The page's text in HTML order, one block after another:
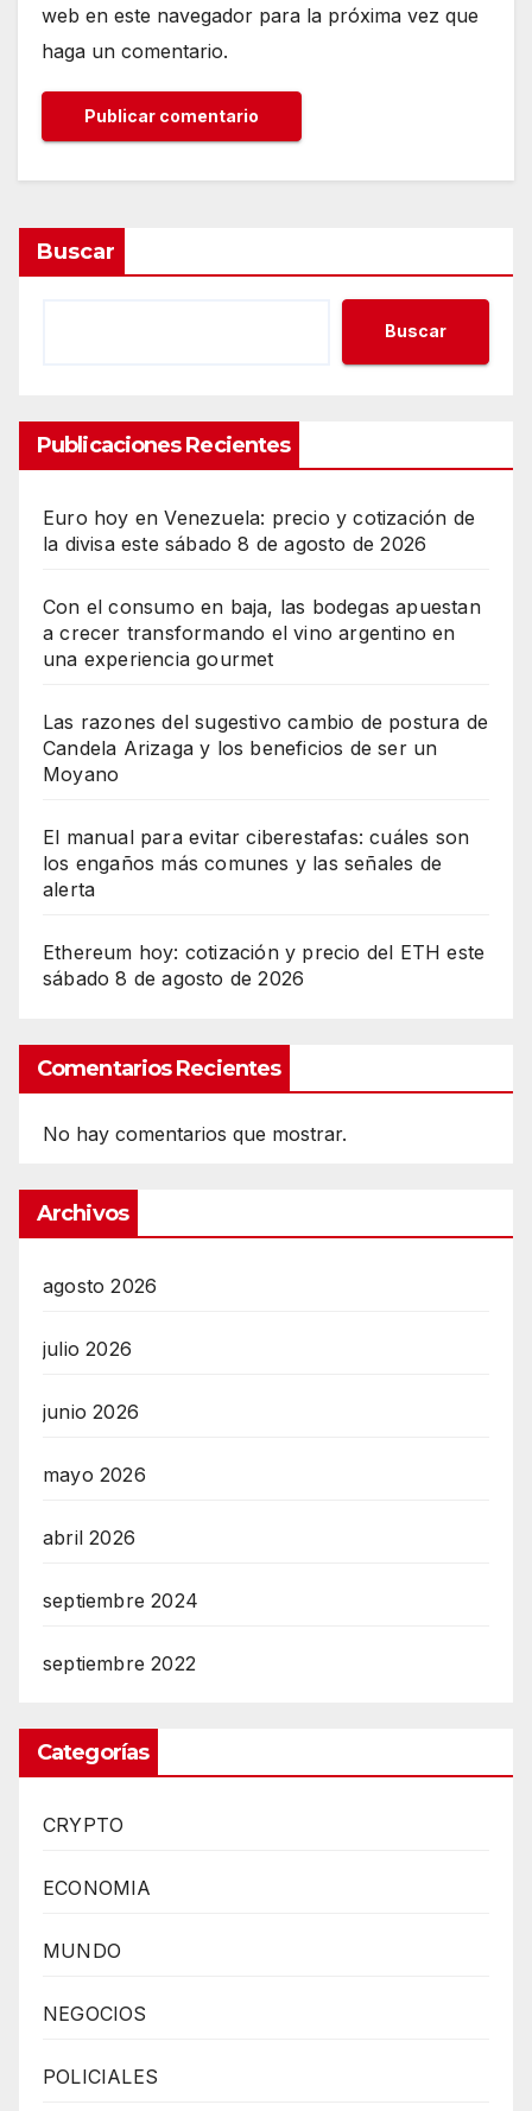
web en este navegador para la próxima vez que
haga un comentario.
Buscar
Buscar
Publicaciones Recientes
Euro hoy en Venezuela: precio y cotización de
la divisa este sábado 8 de agosto de 2026
Con el consumo en baja, las bodegas apuestan
a crecer transformando el vino argentino en
una experiencia gourmet
Las razones del sugestivo cambio de postura de
Candela Arizaga y los beneficios de ser un
Moyano
El manual para evitar ciberestafas: cuáles son
los engaños más comunes y las señales de
alerta
Ethereum hoy: cotización y precio del ETH este
sábado 8 de agosto de 2026
Comentarios Recientes
No hay comentarios que mostrar.
Archivos
agosto 2026
julio 2026
junio 2026
mayo 2026
abril 2026
septiembre 2024
septiembre 2022
Categorías
CRYPTO
ECONOMIA
MUNDO
NEGOCIOS
POLICIALES